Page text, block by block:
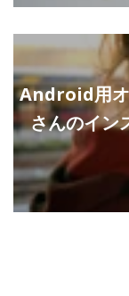
Android用オ
さんのイン